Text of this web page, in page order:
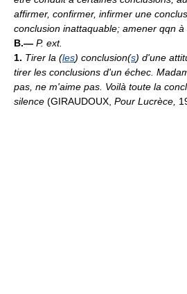
affirmer, confirmer, infirmer une
conclusion inattaquable; amener qqn à
B.— P. ext.
1. Tirer la (les) conclusion(s) d'une
tirer les conclusions d'un échec.
pas, ne m'aime pas. Voilà toute la
silence (GIRAUDOUX, Pour Lucrèce,